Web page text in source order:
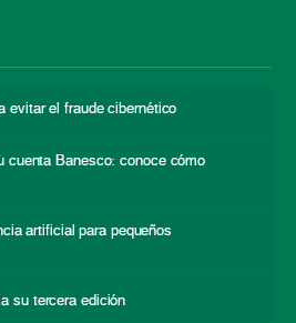
evitar el fraude cibernético
cuenta Banesco: conoce cómo
artificial para pequeños
su tercera edición